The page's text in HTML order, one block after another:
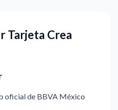
Tarjeta Crea
oficial de BBVA México